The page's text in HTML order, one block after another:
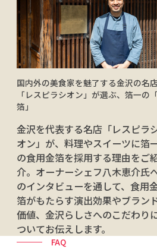
国内外の美食家を魅了する金沢の名店
「レスピラシオン」が選ぶ、箔一の
箔」
金沢を代表する名店「レスピラ
オン」が、料理やスイーツに箔
の食用金箔を採用する理由をご
介。オーナーシェフ八木恵介氏
のインタビューを通して、食用
箔がもたらす演出効果やブラン
価値、金沢らしさへのこだわり
ついてお伝えします。
FAQ